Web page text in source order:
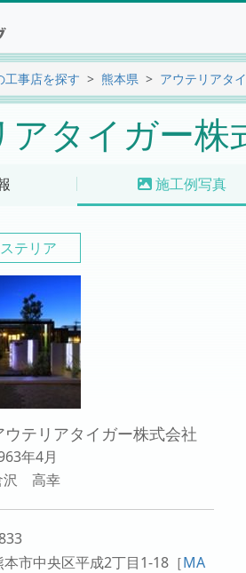
工事店を探す 熊本県 アウテリアタ
アタイガー株
施工例写真
テリア
ウテリアタイガー株式会社
年4月
沢 高幸
本市中央区平成2丁目1-18 ［MA